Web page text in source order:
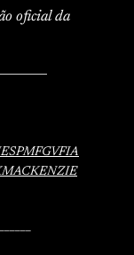
oficial da
ESPMFGVFIA
MACKENZIE